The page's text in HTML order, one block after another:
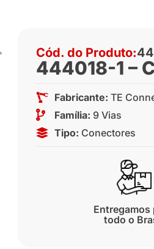
Cód. do Produto:
444018-1 –
Fabricante: TE
Família: 9 Vias
Tipo: Conectores
Entregamos
todo o